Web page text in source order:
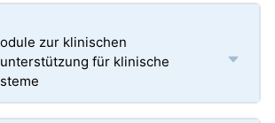
zur klinischen
für klinische